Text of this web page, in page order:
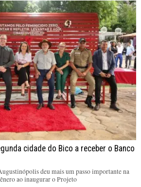
cidade do Bico a receber o Banco
deu mais um passo importante na
ao inaugurar o Projeto